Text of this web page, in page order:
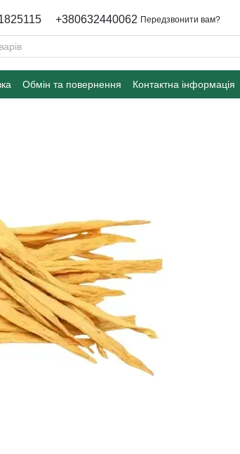
+380632440062 Передзвонити вам?
Обмін та повернення Контактна інформація